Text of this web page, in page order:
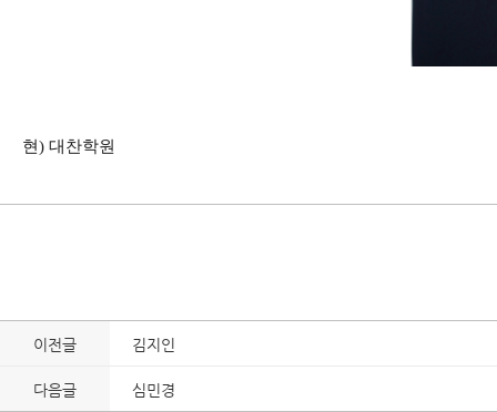
현) 대찬학원
이전글 김지인
다음글 심민경